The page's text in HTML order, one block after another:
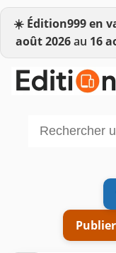
☀️ Édition999 en
août 2026au 16